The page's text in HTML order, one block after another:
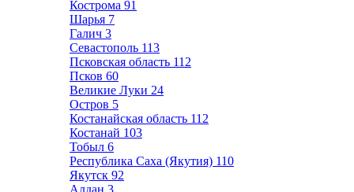
Кострома 91
Шарья 7
Галич 3
Севастополь 113
Псковская область 112
Псков 60
Великие Луки 24
Остров 5
Костанайская область 112
Костанай 103
Тобыл 6
Республика Саха (Якутия) 110
Якутск 92
Алдан 3